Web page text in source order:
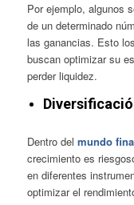
Por ejemplo, algunos
de un determinado
las ganancias. Esto
buscan optimizar su
perder liquidez.
Dentro del mundo
crecimiento es
en diferentes
optimizar el